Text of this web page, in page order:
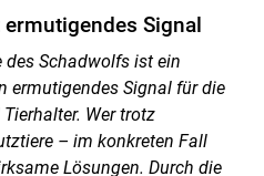
Signal
des Schadwolfs ist ein
ermutigendes Signal für die
Wer trotz
– im konkreten Fall
Lösungen. Durch die